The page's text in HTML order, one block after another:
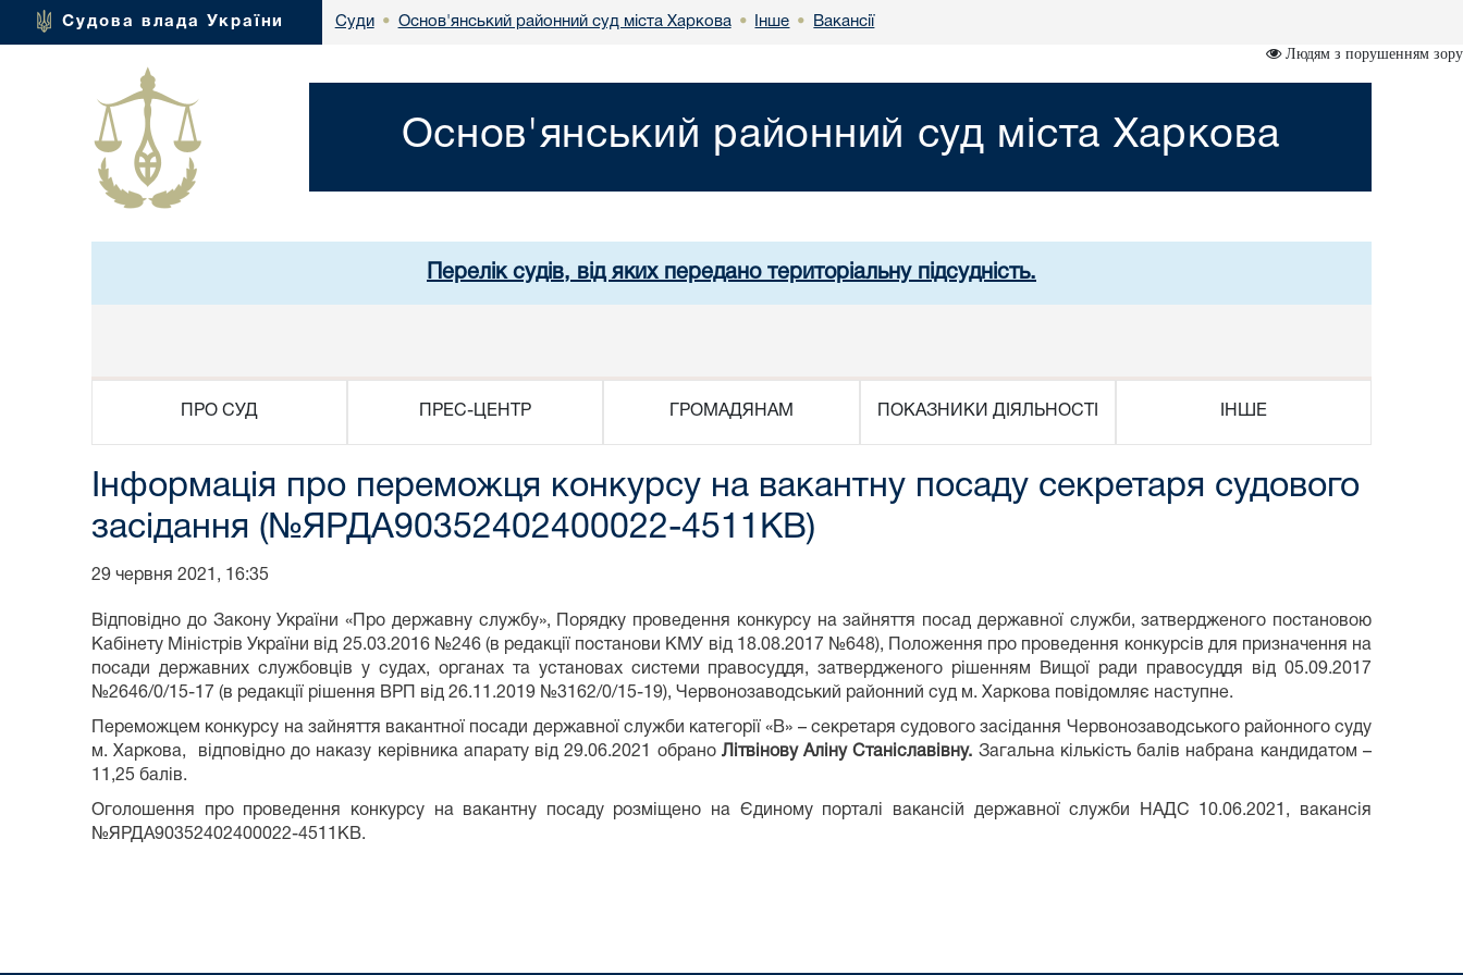
Судова влада України Суди • Основ'янський районний суд міста Харкова • Інше • Вакансії
Людям з порушенням зору
Основ'янський районний суд міста Харкова
Перелік судів, від яких передано територіальну підсудність.
ПРО СУД ПРЕС-ЦЕНТР ГРОМАДЯНАМ ПОКАЗНИКИ ДІЯЛЬНОСТІ ІНШЕ
Інформація про переможця конкурсу на вакантну посаду секретаря судового
засідання (№ЯРДА90352402400022-4511КВ)
29 червня 2021, 16:35
Відповідно до Закону України «Про державну службу», Порядку проведення конкурсу на зайняття посад державної служби, затвердженого постановою
Кабінету Міністрів України від 25.03.2016 №246 (в редакції постанови КМУ від 18.08.2017 №648), Положення про проведення конкурсів для призначення на
посади державних службовців у судах, органах та установах системи правосуддя, затвердженого рішенням Вищої ради правосуддя від 05.09.2017
№2646/0/15-17 (в редакції рішення ВРП від 26.11.2019 №3162/0/15-19), Червонозаводський районний суд м. Харкова повідомляє наступне.
Переможцем конкурсу на зайняття вакантної посади державної служби категорії «В» – секретаря судового засідання Червонозаводського районного суду
м. Харкова, відповідно до наказу керівника апарату від 29.06.2021 обрано Літвінову Аліну Станіславівну. Загальна кількість балів набрана кандидатом –
11,25 балів.
Оголошення про проведення конкурсу на вакантну посаду розміщено на Єдиному порталі вакансій державної служби НАДС 10.06.2021, вакансія
№ЯРДА90352402400022-4511КВ.